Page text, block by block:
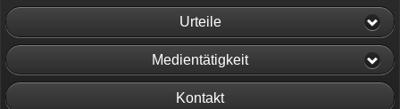
Urteile
Medientätigkeit
Kontakt